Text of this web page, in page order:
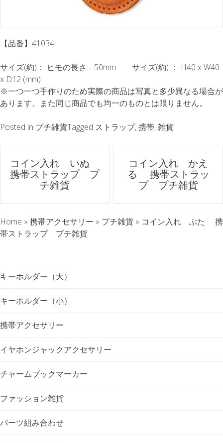
【品番】41034
サイズ(約)： ヒモの長さ… 50mm サイズ(約) ： H40 x W40
x D12 (mm)
※一つ一つ手作りのため実際の商品は写真と多少異なる場合が
あります。また同じ商品でも均一のものとは限りません。
Posted in プチ雑貨Tagged ストラップ,携帯,雑貨
ポ
ス
ト
ナ
ゲ
ー
シ
ョ
ン
コイン入れ いぬ
携帯ストラップ プ
チ雑貨
コイン入れ かえ
る 携帯ストラッ
プ プチ雑貨
Home » 携帯アクセサリー » プチ雑貨 » コイン入れ ぶた 携
帯ストラップ プチ雑貨
キーホルダー（大）
キーホルダー（小）
携帯アクセサリー
イヤホンジャックアクセサリー
チャームブックマーカー
ファッション雑貨
パーツ組み合わせ